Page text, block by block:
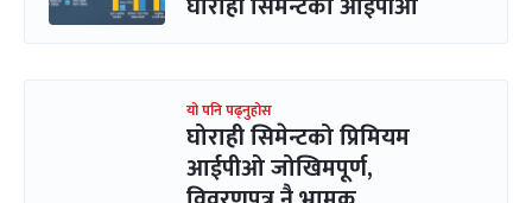
यो पनि पढ्नुहोस
घोराही सिमेन्टको प्रिमियम
आईपीओ जोखिमपूर्ण,